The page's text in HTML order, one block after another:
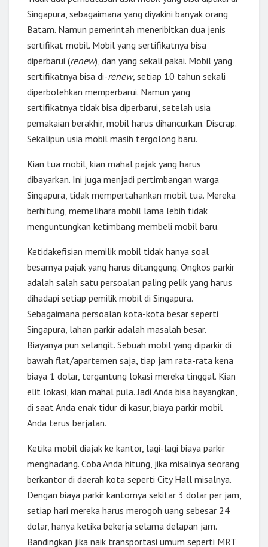
Singapura, sebagaimana yang diyakini banyak orang
Batam. Namun pemerintah meneribitkan dua jenis
sertifikat mobil. Mobil yang sertifikatnya bisa
diperbarui (renew), dan yang sekali pakai. Mobil yang
sertifikatnya bisa di-renew, setiap 10 tahun sekali
diperbolehkan memperbarui. Namun yang
sertifikatnya tidak bisa diperbarui, setelah usia
pemakaian berakhir, mobil harus dihancurkan. Discrap.
Sekalipun usia mobil masih tergolong baru.
Kian tua mobil, kian mahal pajak yang harus
dibayarkan. Ini juga menjadi pertimbangan warga
Singapura, tidak mempertahankan mobil tua. Mereka
berhitung, memelihara mobil lama lebih tidak
menguntungkan ketimbang membeli mobil baru.
Ketidakefisian memilik mobil tidak hanya soal
besarnya pajak yang harus ditanggung. Ongkos parkir
adalah salah satu persoalan paling pelik yang harus
dihadapi setiap pemilik mobil di Singapura.
Sebagaimana persoalan kota-kota besar seperti
Singapura, lahan parkir adalah masalah besar.
Biayanya pun selangit. Sebuah mobil yang diparkir di
bawah flat/apartemen saja, tiap jam rata-rata kena
biaya 1 dolar, tergantung lokasi mereka tinggal. Kian
elit lokasi, kian mahal pula. Jadi Anda bisa bayangkan,
di saat Anda enak tidur di kasur, biaya parkir mobil
Anda terus berjalan.
Ketika mobil diajak ke kantor, lagi-lagi biaya parkir
menghadang. Coba Anda hitung, jika misalnya seorang
berkantor di daerah kota seperti City Hall misalnya.
Dengan biaya parkir kantornya sekitar 3 dolar per jam,
setiap hari mereka harus merogoh uang sebesar 24
dolar, hanya ketika bekerja selama delapan jam.
Bandingkan jika naik transportasi umum seperti MRT